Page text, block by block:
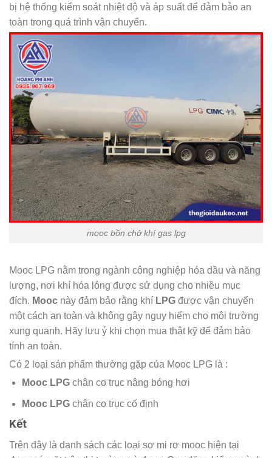
bị hệ thống kiểm soát nhiệt độ và áp suất để đảm bảo an
toàn trong quá trình vận chuyển.
mooc bồn chở khí gas lpg
Mooc LPG nằm trong ngành công nghiệp hóa dầu và năng
lượng, nơi khí hóa lỏng được sử dụng cho nhiều mục
đích. Mooc này đảm bảo rằng khí LPG được vận chuyển
một cách an toàn và không gây nguy hiểm cho môi trường
xung quanh. Hãy lưu ý khi chọn mua thật kỹ để đảm bảo
tính an toàn.
Có 2 loại sản phẩm thường gặp của Mooc LPG là :
Mooc LPGchân co trục nâng bóng hơi
Mooc LPGchân co trục cố định
Kết
Trên đây là danh sách các loại sơ mi rơ mooc hiện tại